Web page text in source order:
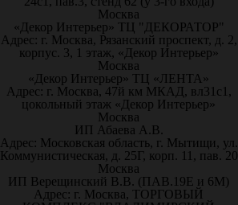
Москва
«Декор Интерьер» ТЦ "ДЕКОРАТОР"
Адрес: г. Москва, Рязанский проспект, д. 2,
корпус. 3, 1 этаж, «Декор Интерьер»
Москва
«Декор Интерьер» ТЦ «ЛЕНТА»
Адрес: г. Москва, 47й км МКАД, вл31с1,
цокольный этаж «Декор Интерьер»
Москва
ИП Абаева А.В.
Адрес: Московская область, г. Мытищи, ул.
Коммунистическая, д. 25Г, корп. 11, пав. 20
Москва
ИП Верещинский В.В. (ПАВ.19Е и 6М)
Адрес: г. Москва, ТОРГОВЫЙ